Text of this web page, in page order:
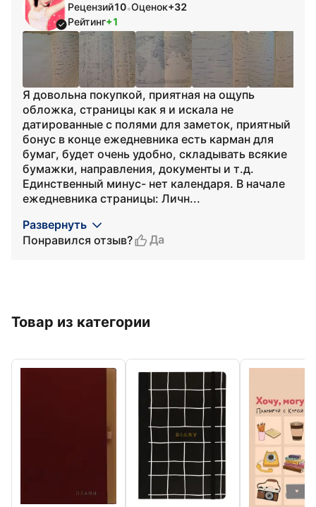
Рецензий10•Оценок+32
Рейтинг+1
Я довольна покупкой, приятная на ощупь
обложка, страницы как я и искала не
датированные с полями для заметок, приятный
бонус в конце ежедневника есть карман для
бумаг, будет очень удобно, складывать всякие
бумажки, направления, документы и т.д.
Единственный минус- нет календаря. В начале
ежедневника страницы: Личн...
Развернуть
Понравился отзыв?
Да
Товар из категории